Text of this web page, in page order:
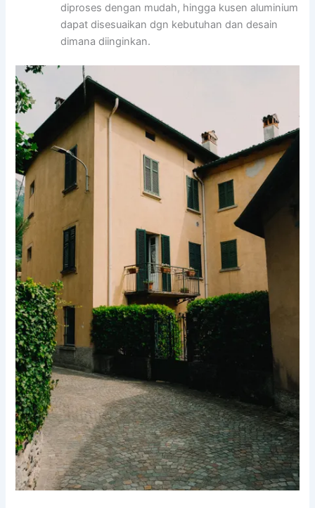
diproses dengan mudah, hingga kusen aluminium
dapat disesuaikan dgn kebutuhan dan desain
dimana diinginkan.